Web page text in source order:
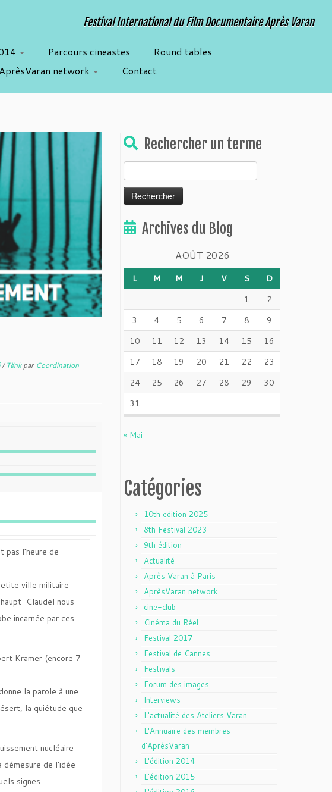
Festival International du Film Documentaire Après Varan
Parcours cineastes
Round tables
AprèsVaran network Contact
/Tënkpar Coordination
pas l’heure de
ville militaire
Claudel nous
incarnée par ces
Kramer (encore 7
la parole à une
la quiétude que
nucléaire
de l’idée-
signes
Rechercher un terme
Archives du Blog
AOÛT 2026
L M M J V S
D
1
2
3
4 5 6 7 8
9
10
11 12 13 14 15
16
17
18 19 20 21 22
23
24
25 26 27 28 29
30
31
« Mai
Catégories
10th edition 2025
8th Festival 2023
9th édition
Actualité
Après Varan à Paris
AprèsVaran network
cine-club
Cinéma du Réel
Festival 2017
Festival de Cannes
Festivals
Forum des images
Interviews
L'actualité des Ateliers Varan
L'Annuaire des membres
d'AprèsVaran
L'édition 2014
L'édition 2015